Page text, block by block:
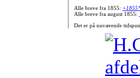
Alle breve fra 1855:
Alle breve fra august 1855:
Det er på nuværende